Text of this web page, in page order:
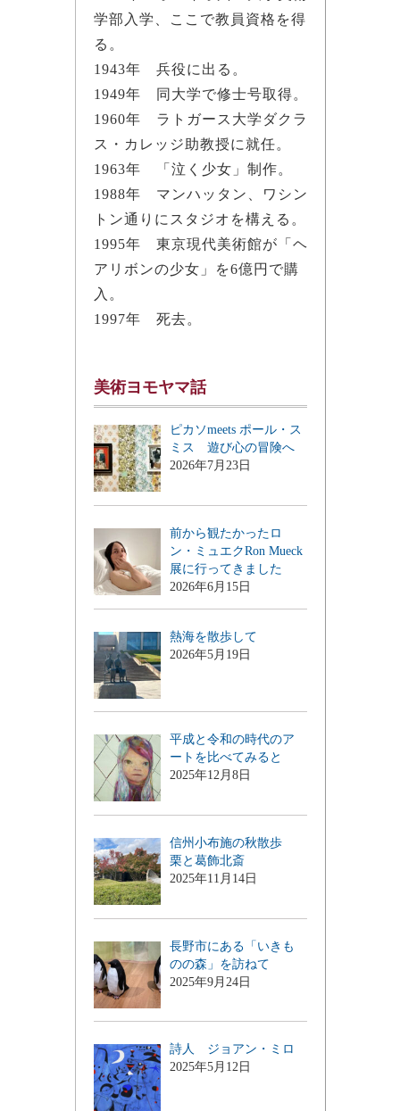
学部入学、ここで教員資格を得
る。
1943年 兵役に出る。
1949年 同大学で修士号取得。
1960年 ラトガース大学ダクラ
ス・カレッジ助教授に就任。
1963年 「泣く少女」制作。
1988年 マンハッタン、ワシン
トン通りにスタジオを構える。
1995年 東京現代美術館が「ヘ
アリボンの少女」を6億円で購
入。
1997年 死去。
美術ヨモヤマ話
ピカソmeets ポール・ス
ミス 遊び心の冒険へ
2026年7月23日
前から観たかったロ
ン・ミュエクRon Mueck
展に行ってきました
2026年6月15日
熱海を散歩して
2026年5月19日
平成と令和の時代のア
ートを比べてみると
2025年12月8日
信州小布施の秋散歩
栗と葛飾北斎
2025年11月14日
長野市にある「いきも
のの森」を訪ねて
2025年9月24日
詩人 ジョアン・ミロ
2025年5月12日